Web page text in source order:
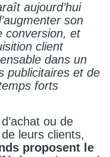
aujourd’hui
son
conversion, et
client
dans un
publicitaires et de
forts
ou de
leurs clients,
proposent le